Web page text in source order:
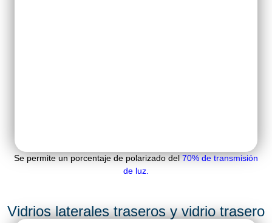
Se permite un porcentaje de polarizado del70% de transmisión
de luz
Vidrios laterales traseros y vidrio trasero